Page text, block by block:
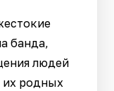
банда,
людей
их родных